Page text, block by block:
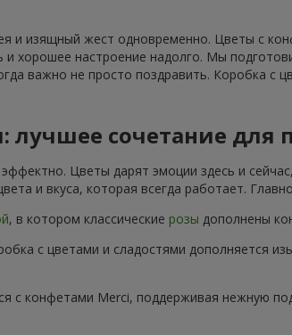
и изящный жест одновременно. Цветы с
хорошее настроение надолго. Мы
важно не просто поздравить. Коробка с
лучшее сочетание для
Цветы дарят эмоции здесь и
и вкуса, которая всегда работает.
, в котором классические розы дополнены
с цветами и сладостями дополняется
с конфетами Merci, поддерживая нежную